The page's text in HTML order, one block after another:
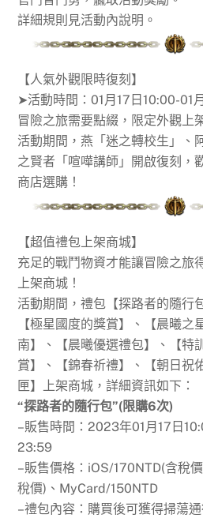
詳細規則見活動內說明。
【人氣外觀限時復刻】
➤活動時間：01月17日10:00-01
冒險之旅需要點綴，限定外觀上
活動期間，燕「迷之轉校生」、
之賢者「喧嘩講師」開啟復刻，
商店選購！
【超值禮包上架商城】
充足的戰鬥物資才能讓冒險之旅
上架商城！
活動期間，禮包【探路者的隨行
【極星國度的獎賞】、【晨曦之
南】、【晨曦優選禮包】、【特
賞】、【錦春祈禮】、【朝日祝
匣】上架商城，詳細資訊如下：
“探路者的隨行包”(限購6次)
–販售時間：2023年01月17日
23:59
–販售價格：iOS/170NTD(含稅
稅價)、MyCard/150NTD
–禮包內容：購買後可獲得掃蕩